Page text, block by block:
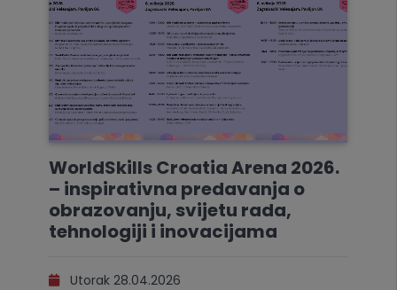
WorldSkills Croatia Arena 2026.
– inspirativna predavanja o
obrazovanju, svijetu rada,
tehnologiji i inovacijama
Utorak 28.04.2026